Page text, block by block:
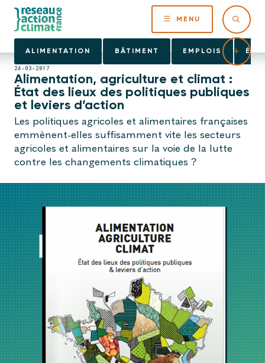
MENU
ALIMENTATION BÂTIMENT EMPLOIS
24-03-2017
Alimentation, agriculture et climat :
État des lieux des politiques publiques
et leviers d’action
Les politiques agricoles et alimentaires françaises
emmènent-elles suffisamment vite les secteurs
agricoles et alimentaires sur la voie de la lutte
contre les changements climatiques ?